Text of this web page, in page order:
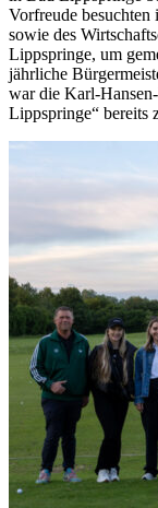
Vorfreude besuchten
sowie des
Lippspringe, um
jährliche
war die Karl-
Lippspringe“